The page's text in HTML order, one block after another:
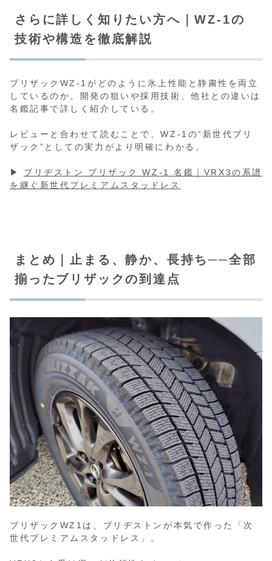
さらに詳しく知りたい方へ｜WZ-1の
技術や構造を徹底解説
ブリザックWZ-1がどのように氷上性能と静粛性を両立
しているのか。開発の狙いや採用技術、他社との違いは
名鑑記事で詳しく紹介している。
レビューと合わせて読むことで、WZ-1の“新世代ブリ
ザック”としての実力がより明確にわかる。
▶ ブリヂストン ブリザック WZ-1 名鑑｜VRX3の系譜
を継ぐ新世代プレミアムスタッドレス
まとめ｜止まる、静か、長持ち──全部
揃ったブリザックの到達点
ブリザックWZ1は、ブリヂストンが本気で作った「次
世代プレミアムスタッドレス」。